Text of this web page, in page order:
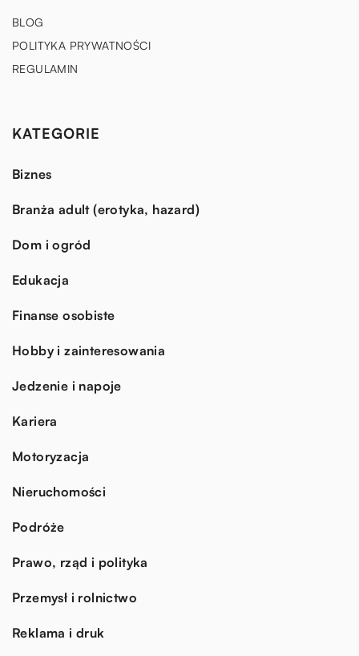
BLOG
POLITYKA PRYWATNOŚCI
REGULAMIN
KATEGORIE
Biznes
Branża adult (erotyka, hazard)
Dom i ogród
Edukacja
Finanse osobiste
Hobby i zainteresowania
Jedzenie i napoje
Kariera
Motoryzacja
Nieruchomości
Podróże
Prawo, rząd i polityka
Przemysł i rolnictwo
Reklama i druk